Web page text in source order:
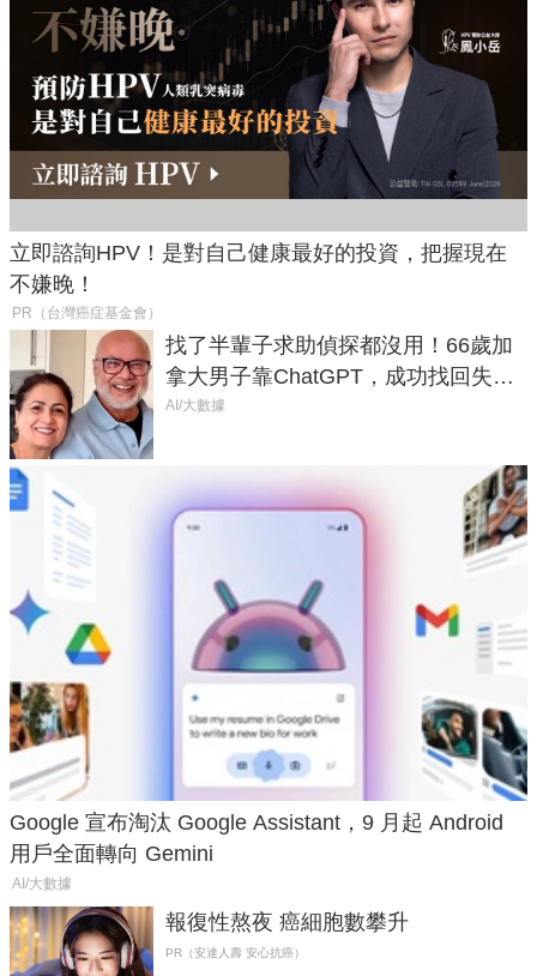
立即諮詢HPV！是對自己健康最好的投資，把握現在
不嫌晚！
PR（台灣癌症基金會）
找了半輩子求助偵探都沒用！66歲加
拿大男子靠ChatGPT，成功找回失散
50年家人
AI/大數據
Google 宣布淘汰 Google Assistant，9 月起 Android
用戶全面轉向 Gemini
AI/大數據
報復性熬夜 癌細胞數攀升
PR（安達人壽 安心抗癌）